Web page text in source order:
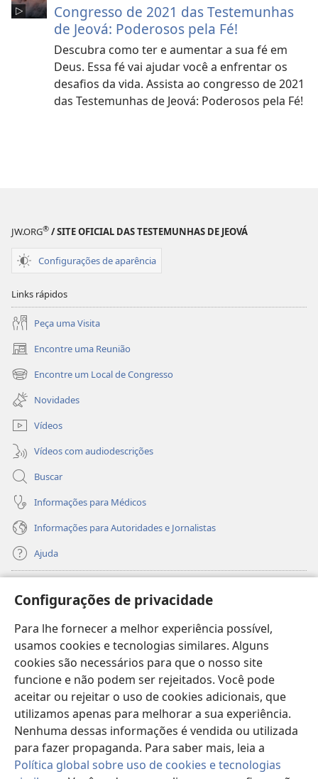
Configurações de privacidade
Para lhe fornecer a melhor experiência possível,
usamos cookies e tecnologias similares. Alguns
cookies são necessários para que o nosso site
funcione e não podem ser rejeitados. Você pode
aceitar ou rejeitar o uso de cookies adicionais, que
utilizamos apenas para melhorar a sua experiência.
Nenhuma dessas informações é vendida ou utilizada
para fazer propaganda. Para saber mais, leia a
Política global sobre uso de cookies e tecnologias
Congresso de 2021 das Testemunhas
de Jeová: Poderosos pela Fé!
Descubra como ter e aumentar a sua fé em
Deus. Essa fé vai ajudar você a enfrentar os
desafios da vida. Assista ao congresso de 2021
das Testemunhas de Jeová: Poderosos pela Fé!
JW.ORG® / SITE OFICIAL DAS TESTEMUNHAS DE JEOVÁ
Configurações de aparência
Links rápidos
Peça uma Visita
Encontre uma Reunião
(abre
nova
janela)
Encontre um Local de Congresso
(abre
nova
janela)
Novidades
Vídeos
Vídeos com audiodescrições
Buscar
Informações para Médicos
Informações para Autoridades e Jornalistas
Ajuda
(abre
nova
janela)
Biblioteca On-line da Torre de Vigia™
(abre
nova
janela)JW Hub
(abre
nova
janela)JW Library
Watchtower Library